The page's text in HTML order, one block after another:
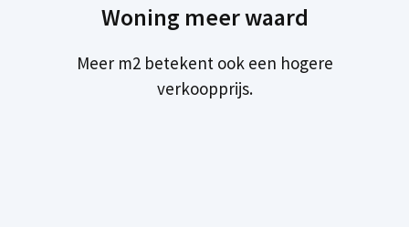
Woning meer waard
Meer m2 betekent ook een hogere
verkoopprijs.